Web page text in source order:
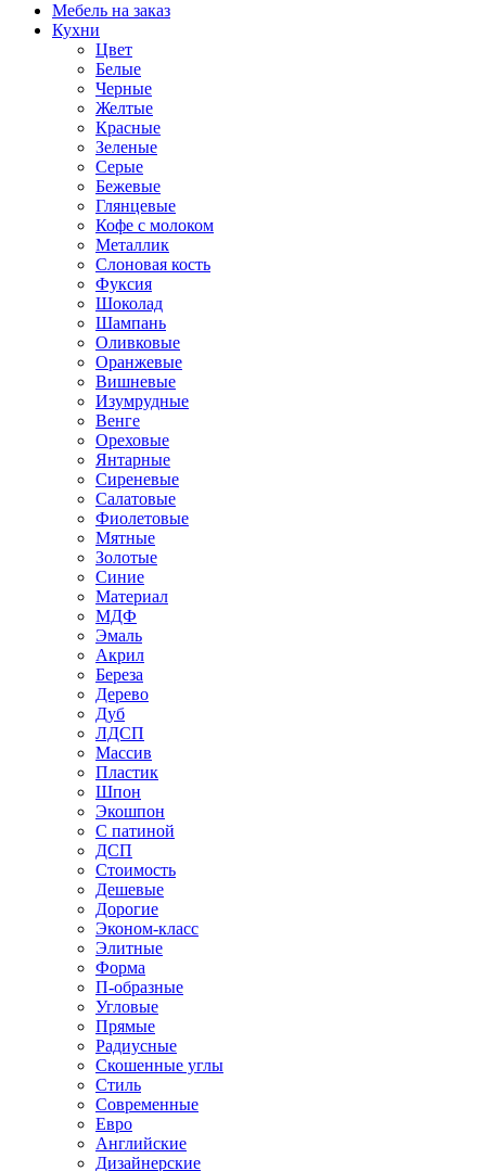
Мебель на заказ
Кухни
Цвет
Белые
Черные
Желтые
Красные
Зеленые
Серые
Бежевые
Глянцевые
Кофе с молоком
Металлик
Слоновая кость
Фуксия
Шоколад
Шампань
Оливковые
Оранжевые
Вишневые
Изумрудные
Венге
Ореховые
Янтарные
Сиреневые
Салатовые
Фиолетовые
Мятные
Золотые
Синие
Материал
МДФ
Эмаль
Акрил
Береза
Дерево
Дуб
ЛДСП
Массив
Пластик
Шпон
Экошпон
С патиной
ДСП
Стоимость
Дешевые
Дорогие
Эконом-класс
Элитные
Форма
П-образные
Угловые
Прямые
Радиусные
Скошенные углы
Стиль
Современные
Евро
Английские
Дизайнерские